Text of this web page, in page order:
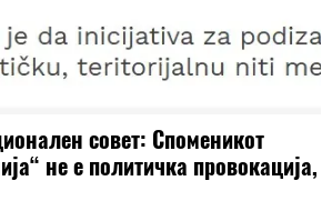
совет: Споменикот
не е политичка провокација,